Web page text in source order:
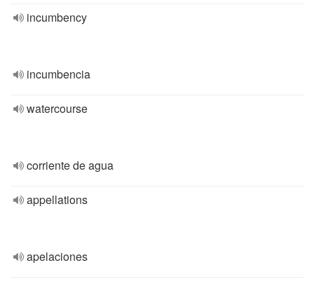
incumbency
incumbencia
watercourse
corriente de agua
appellations
apelaciones